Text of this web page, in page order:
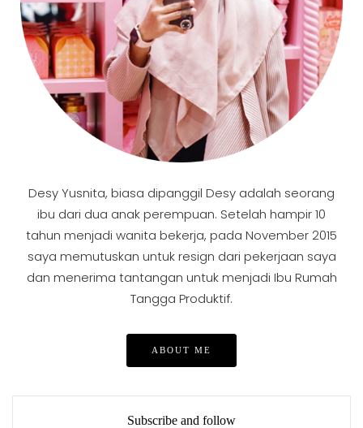
Desy Yusnita, biasa dipanggil Desy adalah seorang
ibu dari dua anak perempuan. Setelah hampir 10
tahun menjadi wanita bekerja, pada November 2015
saya memutuskan untuk resign dari pekerjaan saya
dan menerima tantangan untuk menjadi Ibu Rumah
Tangga Produktif.
ABOUT ME
Subscribe and follow